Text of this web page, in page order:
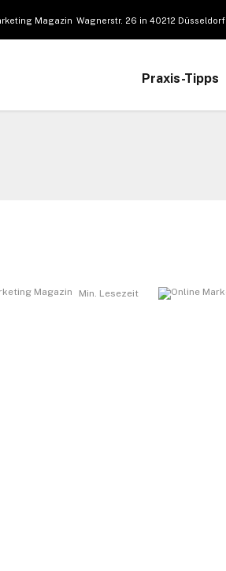
Wagnerstr. 26 in 40212 Düsseldorf
Praxis-Tipps
Min. Lesezeit